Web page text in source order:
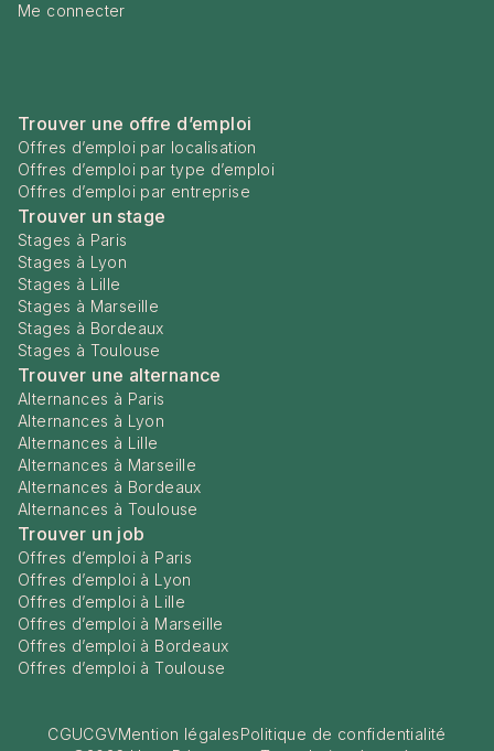
Me connecter
Trouver une offre d’emploi
Offres d’emploi par localisation
Offres d’emploi par type d’emploi
Offres d’emploi par entreprise
Trouver un stage
Stages à Paris
Stages à Lyon
Stages à Lille
Stages à Marseille
Stages à Bordeaux
Stages à Toulouse
Trouver une alternance
Alternances à Paris
Alternances à Lyon
Alternances à Lille
Alternances à Marseille
Alternances à Bordeaux
Alternances à Toulouse
Trouver un job
Offres d’emploi à Paris
Offres d’emploi à Lyon
Offres d’emploi à Lille
Offres d’emploi à Marseille
Offres d’emploi à Bordeaux
Offres d’emploi à Toulouse
CGUCGVMention légalesPolitique de confidentialité